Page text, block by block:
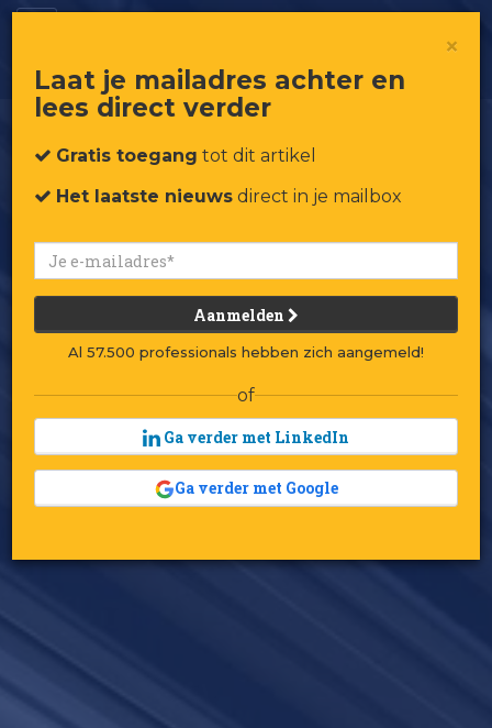
×
Laat je mailadres achter en
lees direct verder
Gratis toegang tot dit artikel
Het laatste nieuws direct in je mailbox
Aanmelden
Al 57.500 professionals hebben zich aangemeld!
of
Ga verder met LinkedIn
Ga verder met Google